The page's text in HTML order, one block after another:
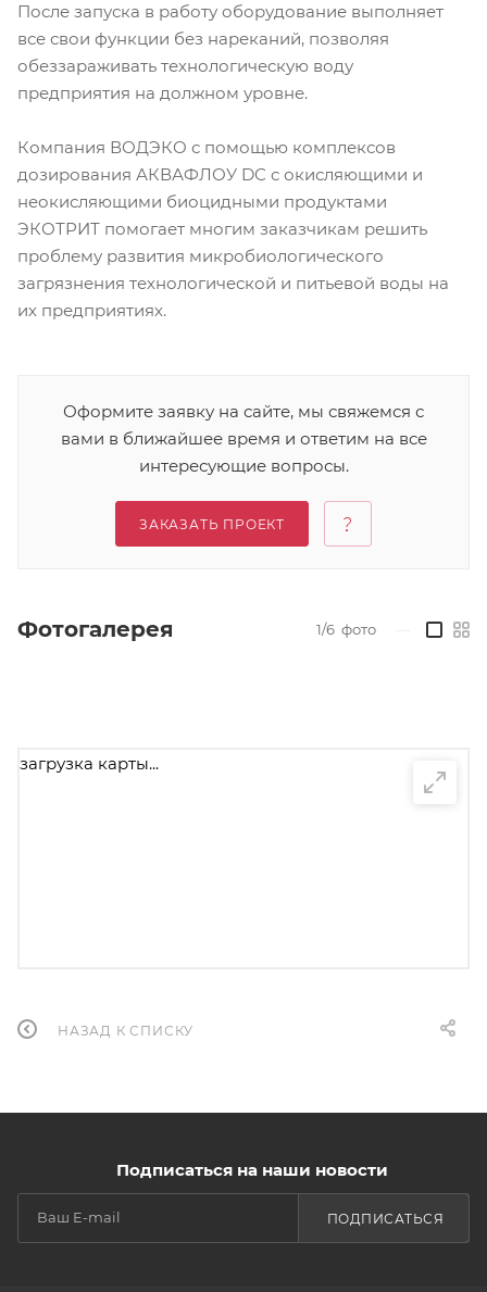
После запуска в работу оборудование выполняет
все свои функции без нареканий, позволяя
обеззараживать технологическую воду
предприятия на должном уровне.
Компания ВОДЭКО с помощью комплексов
дозирования АКВАФЛОУ DС с окисляющими и
неокисляющими биоцидными продуктами
ЭКОТРИТ помогает многим заказчикам решить
проблему развития микробиологического
загрязнения технологической и питьевой воды на
их предприятиях.
Оформите заявку на сайте, мы свяжемся с
вами в ближайшее время и ответим на все
интересующие вопросы.
ЗАКАЗАТЬ ПРОЕКТ
Фотогалерея 1/6 фото
загрузка карты...
НАЗАД К СПИСКУ
Подписаться на наши новости
ПОДПИСАТЬСЯ